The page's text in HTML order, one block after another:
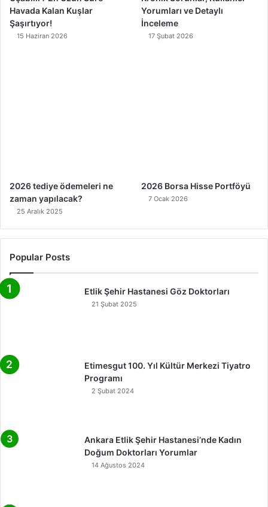
Havada Kalan Kuşlar
Şaşırtıyor!
15 Haziran 2026
Yorumları ve Detaylı
İnceleme
17 Şubat 2026
2026 tediye ödemeleri ne
zaman yapılacak?
25 Aralık 2025
2026 Borsa Hisse Portföyü
7 Ocak 2026
Popular Posts
Etlik Şehir Hastanesi Göz Doktorları
21 Şubat 2025
Etimesgut 100. Yıl Kültür Merkezi Tiyatro
Programı
2 Şubat 2024
Ankara Etlik Şehir Hastanesi’nde Kadın
Doğum Doktorları Yorumlar
14 Ağustos 2024